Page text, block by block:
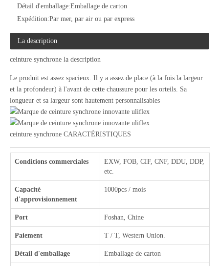
Détail d'emballage:Emballage de carton
Expédition:Par mer, par air ou par express
La description
ceinture synchrone la description
Le produit est assez spacieux. Il y a assez de place (à la fois la largeur
et la profondeur) à l'avant de cette chaussure pour les orteils. Sa
longueur et sa largeur sont hautement personnalisables
ceinture synchrone CARACTÉRISTIQUES
Conditions commerciales
EXW, FOB, CIF, CNF, DDU, DDP,
etc.
Capacité
d'approvisionnement
1000pcs / mois
Port Foshan, Chine
Paiement T / T, Western Union.
Détail d'emballage Emballage de carton